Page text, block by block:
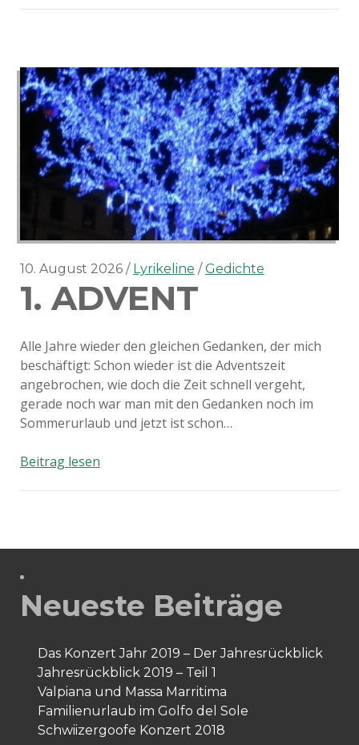
3)
10. August 2026 Lyrikeline Gedichte
1. ADVENT
Alle Jahre wieder den gleichen Gedanken, der mich
beschäftigt: Schon wieder ist die Adventszeit
angebrochen, wie doch die Zeit schnell vergeht,
gerade noch war man mit den Gedanken noch im
Sommerurlaub und jetzt ist schon…
Beitrag lesen1.
Neueste Beiträge
Das Konzert Jahr 2019 – Der Jahresrückblick
Jahresrückblick 2019 – Teil 1
Valpiana und Massa Marritima
Familienurlaub im Golfo del Sole
Schwiizergoofe Konzert 2018